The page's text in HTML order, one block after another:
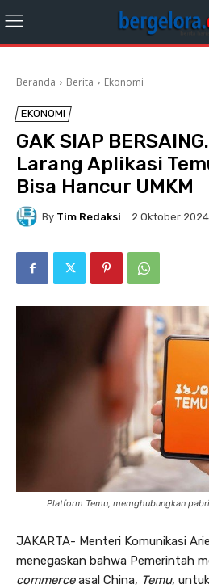
Beranda Berita Ekonomi
EKONOMI
GAK SIAP
Larang Aplikasi
Bisa Hancur UMKM
By Tim Redaksi 2 Oktober 2024
Platform Temu, memghubungkan
JAKARTA- Menteri Komunikasi
menegaskan bahwa Pemerintah
commerceasal China, Temu,